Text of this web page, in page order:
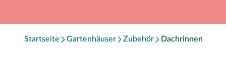
Startseite Gartenhäuser Zubehör Dachrinnen